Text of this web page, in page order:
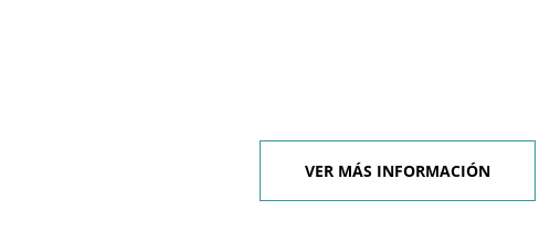
VER MÁS INFORMACIÓN